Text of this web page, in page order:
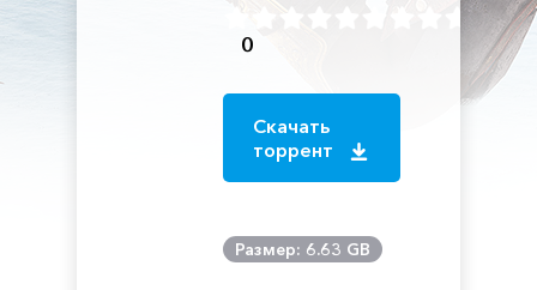
0
Скачать
торрент
Размер: 6.63 GB